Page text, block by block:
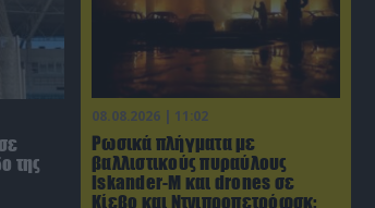
08.08.2026 | 11:02
Ρωσικά πλήγματα με
βαλλιστικούς πυραύλους
Iskander-M και drones σε
Κίεβο και Ντνιπροπετρόφσκ:
της